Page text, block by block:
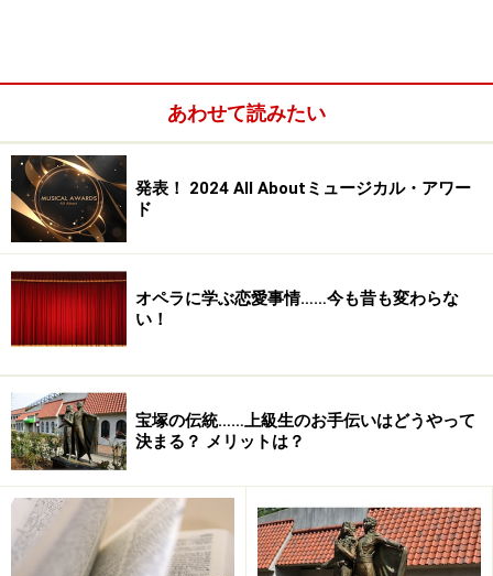
プレイまで、実際に舞台で使用された衣装を間近で見る
機会はなかなかないのでテンションが上がります。当た
り前ですが、作品によって布の質感も染め方も全然違う
んですよね。「トロイ戦争は起こらないだろう」の鎧は
かなり重そう。
1983年「キャッツ」初演時の劇場模型
テンションが上がると言えば、その前で長い時間見入っ
てしまったのが「キャッツ」初演時の劇場模型でした。
1983年に新宿西口・高層ビルの狭間で日本初演バージョ
ンが上演された「キャッツ」は、日本で初めてロングラ
ンシステムを確立したミュージカルであり、演劇のチケ
ットをぴあ等のプレイガイドに流通させるきっかけにな
あわせて読みたい
発表！ 2024 All Aboutミュージカル・アワー
ド
オペラに学ぶ恋愛事情……今も昔も変わらな
い！
宝塚の伝統……上級生のお手伝いはどうやって
決まる？ メリットは？